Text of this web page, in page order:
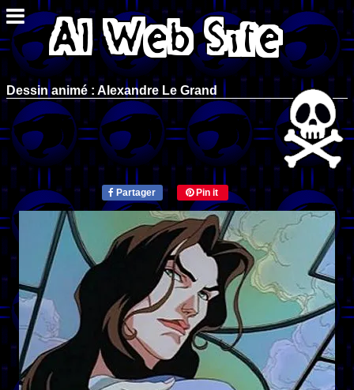
Dessin animé : Alexandre Le Grand
Partager Pin it